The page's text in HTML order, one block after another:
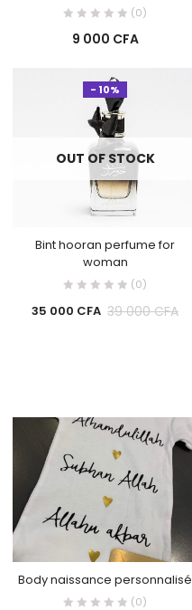
(0)
9 000 CFA
- 10%
OUT OF STOCK
Bint hooran perfume for
woman
(0)
35 000 CFA 39 000CFA
Body naissance personnalisé
(0)